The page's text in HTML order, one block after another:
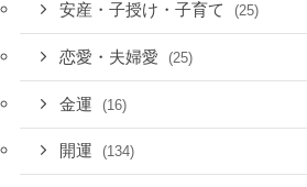
安産・子授け・子育て (25)
恋愛・夫婦愛 (25)
金運 (16)
開運 (134)